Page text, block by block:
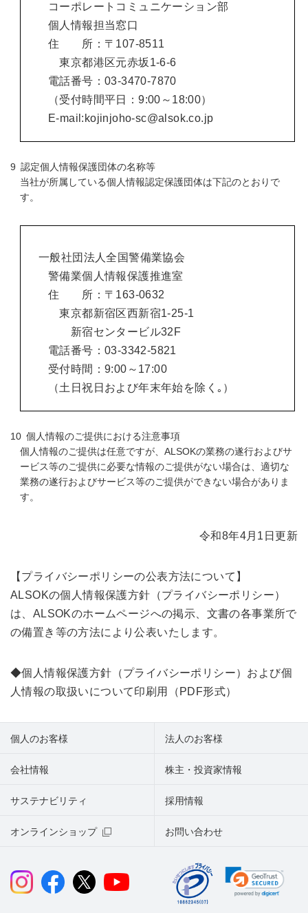
コーポレートコミュニケーション部
個人情報担当窓口
住 所：〒107-8511
東京都港区元赤坂1-6-6
電話番号：03-3470-7870
（受付時間平日：9:00～18:00）
E-mail: kojinjoho-sc@alsok.co.jp
認定個人情報保護団体の名称等
当社が所属している個人情報認定保護団体は下記のとおりで
す。
一般社団法人全国警備業協会
警備業個人情報保護推進室
住 所：〒163-0632
東京都新宿区西新宿1-25-1
新宿センタービル32F
電話番号：03-3342-5821
受付時間：9:00～17:00
（土日祝日および年末年始を除く｡）
個人情報のご提供における注意事項
個人情報のご提供は任意ですが、ALSOKの業務の遂行およびサ
ービス等のご提供に必要な情報のご提供がない場合は、適切な
業務の遂行およびサービス等のご提供ができない場合がありま
す。
令和8年4月1日更新
【プライバシーポリシーの公表方法について】
ALSOKの個人情報保護方針（プライバシーポリシー）
は、ALSOKのホームページへの掲示、文書の各事業所で
の備置き等の方法により公表いたします。
◆個人情報保護方針（プライバシーポリシー）および個
人情報の取扱いについて印刷用（PDF形式）
個人のお客様 法人のお客様
会社情報 株主・投資家情報
サステナビリティ
オンラインショップ お問い合わせ
採用情報